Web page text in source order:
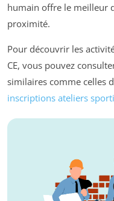
humain offre le meilleur
proximité.
Pour découvrir les
CE, vous pouvez
similaires comme celles
inscriptions ateliers